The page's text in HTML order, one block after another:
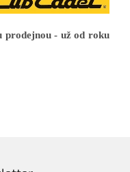
prodejnou - už od roku